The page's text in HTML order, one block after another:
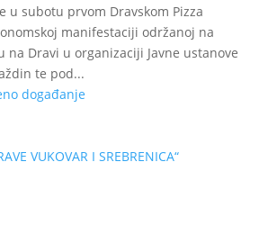
u subotu prvom Dravskom Pizza
manifestaciji održanoj na
na Dravi u organizaciji Javne ustanove
te pod...
događanje